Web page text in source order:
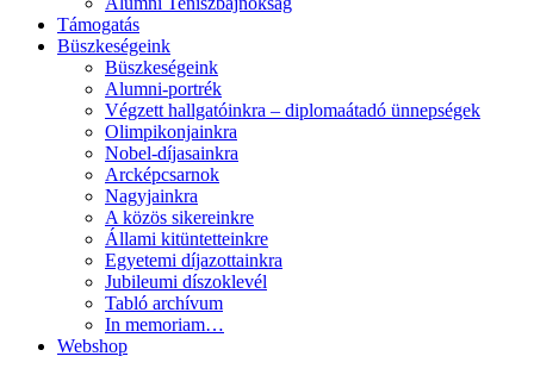
Támogatás
Büszkeségeink
Büszkeségeink
Alumni-portrék
Végzett hallgatóinkra – diplomaátadó ünnepségek
Olimpikonjainkra
Nobel-díjasainkra
Arcképcsarnok
Nagyjainkra
A közös sikereinkre
Állami kitüntetteinkre
Egyetemi díjazottainkra
Jubileumi díszoklevél
Tabló archívum
In memoriam…
Webshop